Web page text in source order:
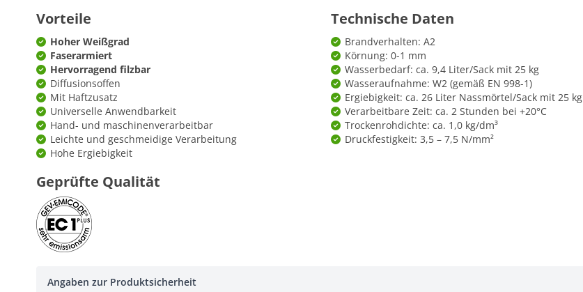
Vorteile
Hoher Weißgrad
Faserarmiert
Hervorragend filzbar
Diffusionsoffen
Mit Haftzusatz
Universelle Anwendbarkeit
Hand- und maschinenverarbeitbar
Leichte und geschmeidige Verarbeitung
Hohe Ergiebigkeit
Technische Daten
Brandverhalten: A2
Körnung: 0-1 mm
Wasserbedarf: ca. 9,4 Liter/Sack mit 25 kg
Wasseraufnahme: W2 (gemäß EN 998-1)
Ergiebigkeit: ca. 26 Liter Nassmörtel/Sack mit 25 kg
Verarbeitbare Zeit: ca. 2 Stunden bei +20°C
Trockenrohdichte: ca. 1,0 kg/dm³
Druckfestigkeit: 3,5 – 7,5 N/mm²
Geprüfte Qualität
Angaben zur Produktsicherheit